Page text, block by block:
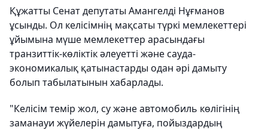
Құжатты Сенат депутаты Амангелді Нұғманов
ұсынды. Ол келісімнің мақсаты түркі мемлекеттері
ұйымына мүше мемлекеттер арасындағы
транзиттік-көліктік әлеуетті және сауда-
экономикалық қатынастарды одан әрі дамыту
болып табылатынын хабарлады.
"Келісім темір жол, су және автомобиль көлігінің
заманауи жүйелерін дамытуға, пойыздардың